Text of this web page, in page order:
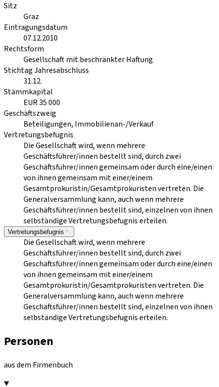
Sitz
Graz
Eintragungsdatum
07.12.2010
Rechtsform
Gesellschaft mit beschränkter Haftung
Stichtag Jahresabschluss
31.12.
Stammkapital
EUR 35 000
Geschäftszweig
Beteiligungen, Immobilienan-/Verkauf
Vertretungsbefugnis
Die Gesellschaft wird, wenn mehrere
Geschäftsführer/innen bestellt sind, durch zwei
Geschäftsführer/innen gemeinsam oder durch eine/einen
von ihnen gemeinsam mit einer/einem
Gesamtprokuristin/Gesamtprokuristen vertreten. Die
Generalversammlung kann, auch wenn mehrere
Geschäftsführer/innen bestellt sind, einzelnen von ihnen
selbständige Vertretungsbefugnis erteilen.
Vertretungsbefugnis
Die Gesellschaft wird, wenn mehrere
Geschäftsführer/innen bestellt sind, durch zwei
Geschäftsführer/innen gemeinsam oder durch eine/einen
von ihnen gemeinsam mit einer/einem
Gesamtprokuristin/Gesamtprokuristen vertreten. Die
Generalversammlung kann, auch wenn mehrere
Geschäftsführer/innen bestellt sind, einzelnen von ihnen
selbständige Vertretungsbefugnis erteilen.
Personen
aus dem Firmenbuch